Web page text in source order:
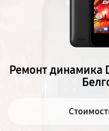
Ремонт динамика